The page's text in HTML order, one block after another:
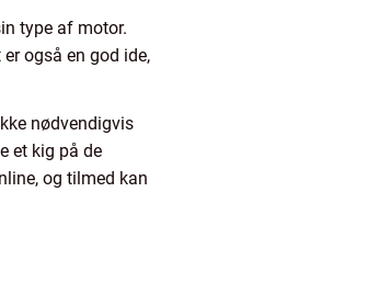
type af motor.
også en god ide,
nødvendigvis
et kig på de
og tilmed kan